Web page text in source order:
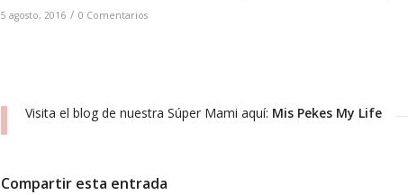
5 agosto, 2016 / 0 Comentarios
Visita el blog de nuestra Súper Mami aquí: Mis Pekes My Life
Compartir esta entrada